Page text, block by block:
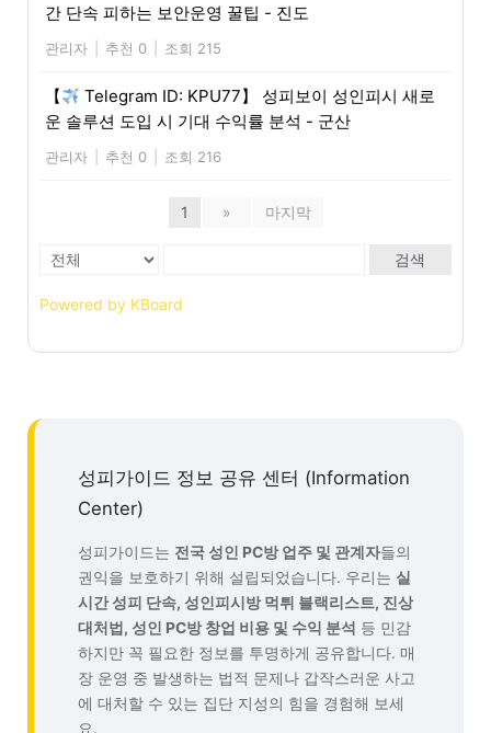
간 단속 피하는 보안운영 꿀팁 - 진도
관리자 추천 0 조회 215
【
Telegram ID: KPU77】 성피보이 성인피시 새로
운 솔루션 도입 시 기대 수익률 분석 - 군산
관리자 추천 0 조회 216
1 » 마지막
검색
Powered by KBoard
성피가이드 정보 공유 센터 (Information
Center)
성피가이드는 전국 성인 PC방 업주 및 관계자들의
권익을 보호하기 위해 설립되었습니다. 우리는 실
시간 성피 단속, 성인피시방 먹튀 블랙리스트, 진상
대처법, 성인 PC방 창업 비용 및 수익 분석 등 민감
하지만 꼭 필요한 정보를 투명하게 공유합니다. 매
장 운영 중 발생하는 법적 문제나 갑작스러운 사고
에 대처할 수 있는 집단 지성의 힘을 경험해 보세
요.